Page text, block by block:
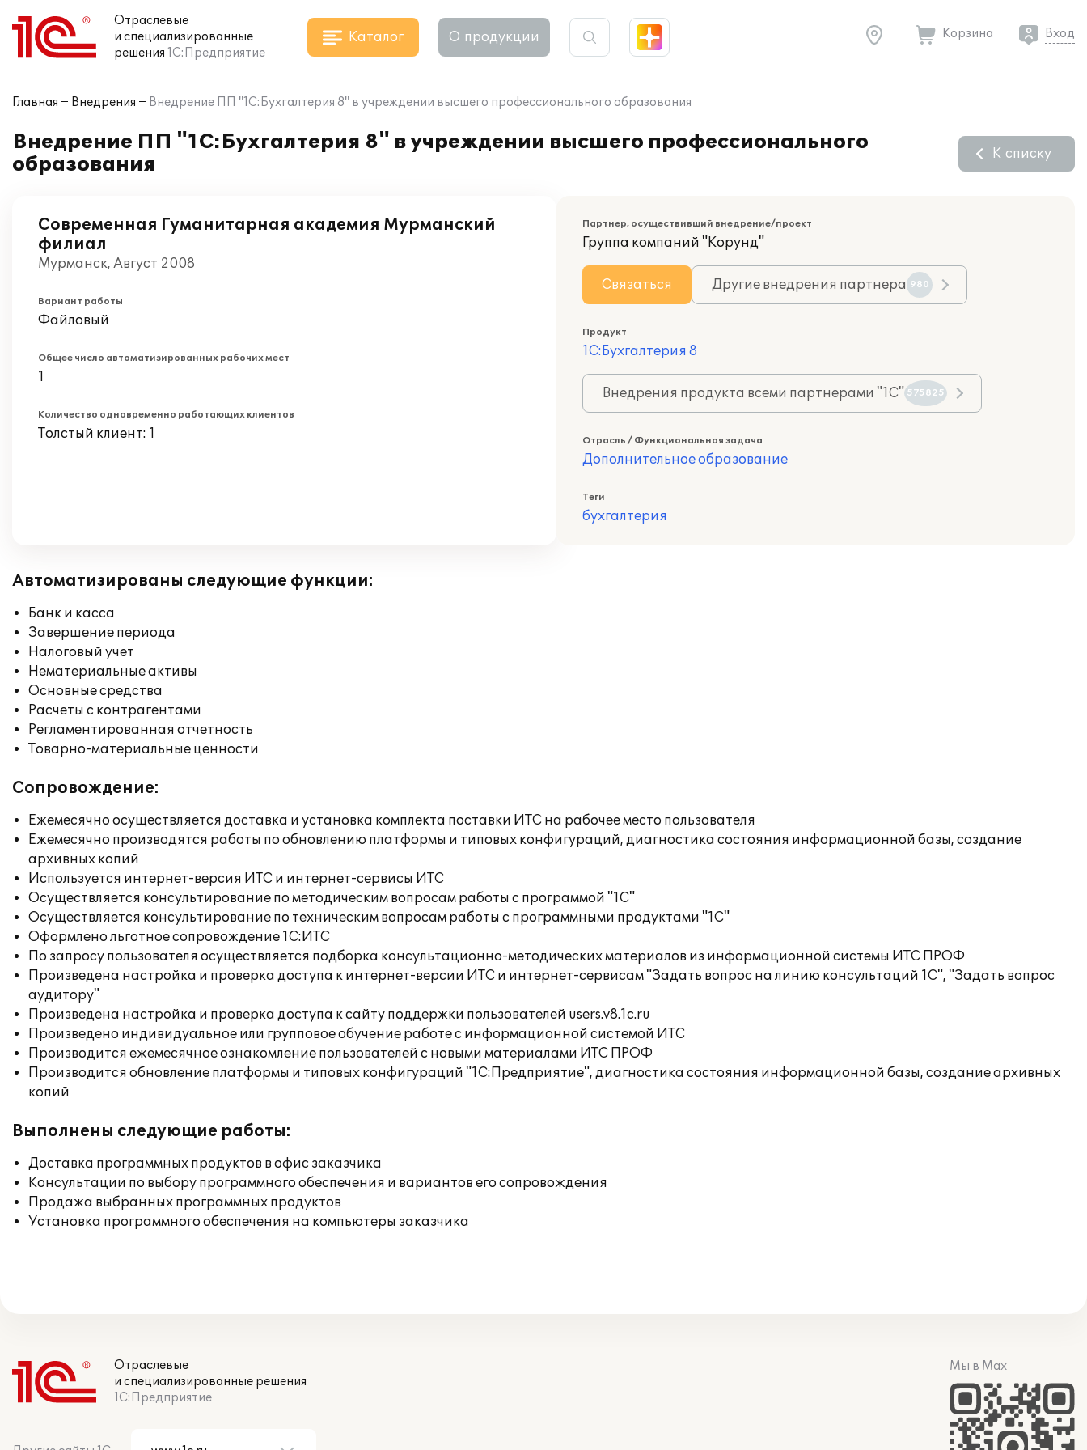
Отраслевые
и специализированные
решения 1С:Предприятие
Каталог О продукции Корзина Вход
Главная Внедрения Внедрение ПП "1С:Бухгалтерия 8" в учреждении высшего профессионального образования
Внедрение ПП "1С:Бухгалтерия 8" в учреждении высшего профессионального
образования
К списку
Современная Гуманитарная академия Мурманский
филиал
Мурманск, Август 2008
Вариант работы
Файловый
Общее число автоматизированных рабочих мест
1
Количество одновременно работающих клиентов
Толстый клиент: 1
Партнер, осуществивший внедрение/проект
Группа компаний "Корунд"
Связаться Другие внедрения партнера 980
Продукт
1С:Бухгалтерия 8
Внедрения продукта всеми партнерами "1С" 575825
Отрасль / Функциональная задача
Дополнительное образование
Теги
бухгалтерия
Автоматизированы следующие функции:
Банк и касса
Завершение периода
Налоговый учет
Нематериальные активы
Основные средства
Расчеты с контрагентами
Регламентированная отчетность
Товарно-материальные ценности
Сопровождение:
Ежемесячно осуществляется доставка и установка комплекта поставки ИТС на рабочее место пользователя
Ежемесячно производятся работы по обновлению платформы и типовых конфигураций, диагностика состояния информационной базы, создание
архивных копий
Используется интернет-версия ИТС и интернет-сервисы ИТС
Осуществляется консультирование по методическим вопросам работы с программой "1С"
Осуществляется консультирование по техническим вопросам работы с программными продуктами "1С"
Оформлено льготное сопровождение 1С:ИТС
По запросу пользователя осуществляется подборка консультационно-методических материалов из информационной системы ИТС ПРОФ
Произведена настройка и проверка доступа к интернет-версии ИТС и интернет-сервисам "Задать вопрос на линию консультаций 1С", "Задать вопрос
аудитору"
Произведена настройка и проверка доступа к сайту поддержки пользователей users.v8.1c.ru
Произведено индивидуальное или групповое обучение работе с информационной системой ИТС
Производится ежемесячное ознакомление пользователей с новыми материалами ИТС ПРОФ
Производится обновление платформы и типовых конфигураций "1С:Предприятие", диагностика состояния информационной базы, создание архивных
копий
Выполнены следующие работы:
Доставка программных продуктов в офис заказчика
Консультации по выбору программного обеспечения и вариантов его сопровождения
Продажа выбранных программных продуктов
Установка программного обеспечения на компьютеры заказчика
Отраслевые
и специализированные решения
1С:Предприятие
Мы в Max